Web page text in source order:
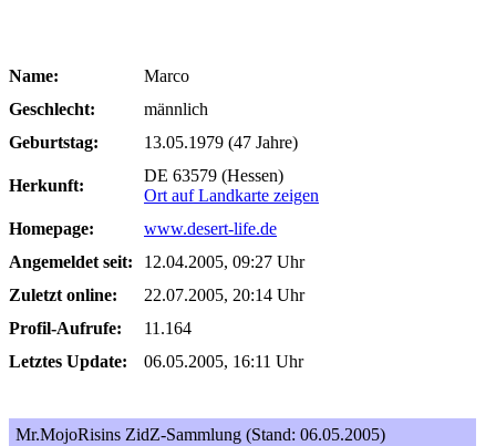
Name:
Marco
Geschlecht:
männlich
Geburtstag:
13.05.1979 (47 Jahre)
Herkunft:
DE 63579 (Hessen)
Ort auf Landkarte zeigen
Homepage:
www.desert-life.de
Angemeldet seit:
12.04.2005, 09:27 Uhr
Zuletzt online:
22.07.2005, 20:14 Uhr
Profil-Aufrufe:
11.164
Letztes Update:
06.05.2005, 16:11 Uhr
Mr.MojoRisins ZidZ-Sammlung (Stand: 06.05.2005)